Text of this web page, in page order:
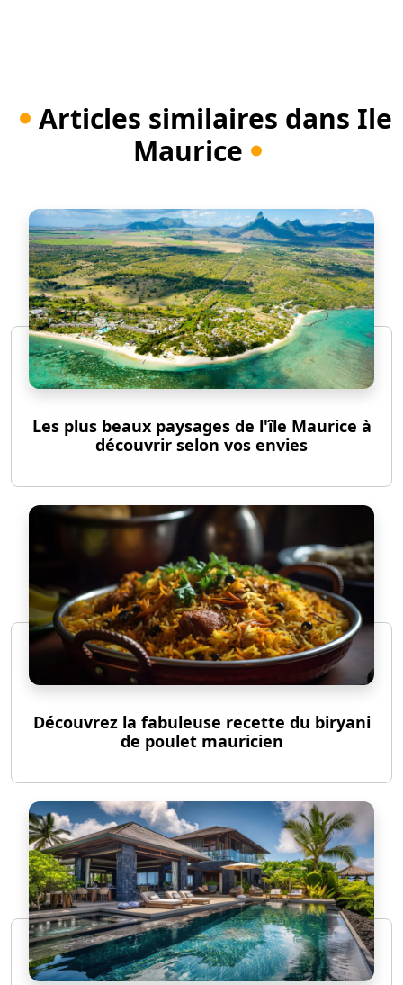
Articles similaires dans Ile
Maurice
Les plus beaux paysages de l'île Maurice à
découvrir selon vos envies
Découvrez la fabuleuse recette du biryani
de poulet mauricien